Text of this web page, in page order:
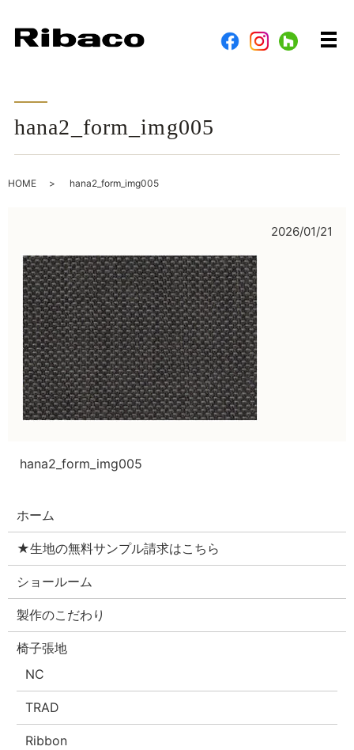
メ
hana2_form_img005
HOME hana2_form_img005
2026/01/21
hana2_form_img005
ホーム
★生地の無料サンプル請求はこちら
ショールーム
製作のこだわり
椅子張地
NC
TRAD
Ribbon